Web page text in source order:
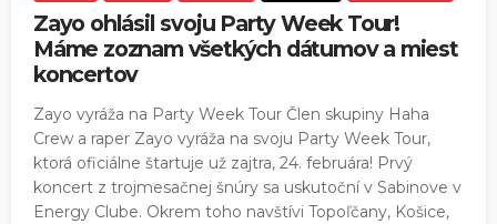
Zayo ohlásil svoju Party Week Tour!
Máme zoznam všetkých dátumov a miest
koncertov
Zayo vyráža na Party Week Tour Člen skupiny Haha
Crew a raper Zayo vyráža na svoju Party Week Tour,
ktorá oficiálne štartuje už zajtra, 24. februára! Prvý
koncert z trojmesačnej šnúry sa uskutoční v Sabinove v
Energy Clube. Okrem toho navštívi Topoľčany, Košice,